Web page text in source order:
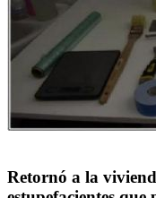
Retornó a la